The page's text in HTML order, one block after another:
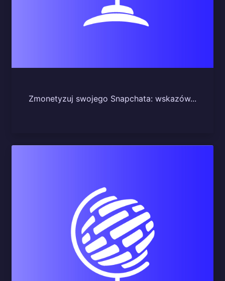
Zmonetyzuj swojego Snapchata: wskazów...